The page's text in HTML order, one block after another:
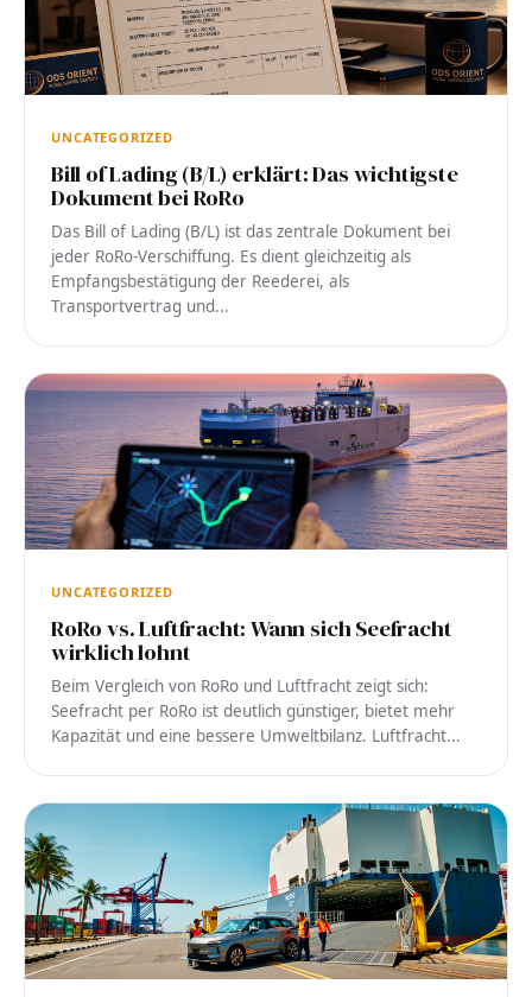
UNCATEGORIZED
Bill of Lading (B/L) erklärt: Das wichtigste
Dokument bei RoRo
Das Bill of Lading (B/L) ist das zentrale Dokument bei
jeder RoRo-Verschiffung. Es dient gleichzeitig als
Empfangsbestätigung der Reederei, als
Transportvertrag und...
UNCATEGORIZED
RoRo vs. Luftfracht: Wann sich Seefracht
wirklich lohnt
Beim Vergleich von RoRo und Luftfracht zeigt sich:
Seefracht per RoRo ist deutlich günstiger, bietet mehr
Kapazität und eine bessere Umweltbilanz. Luftfracht...